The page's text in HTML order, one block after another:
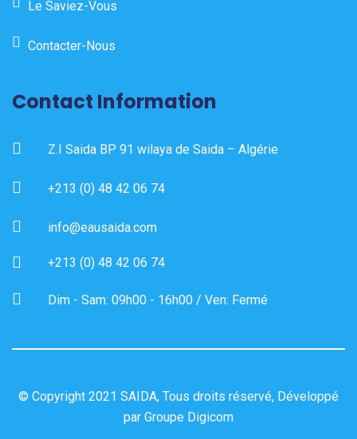
Le Saviez-Vous
Contacter-Nous
Contact Information
Z.I Saida BP 91 wilaya de Saida – Algérie
+213 (0) 48 42 06 74
info@eausaida.com
+213 (0) 48 42 06 74
Dim - Sam: 09h00 - 16h00 / Ven: Fermé
© Copyright 2021 SAIDA, Tous droits réservé, Développé
par Groupe Digicom